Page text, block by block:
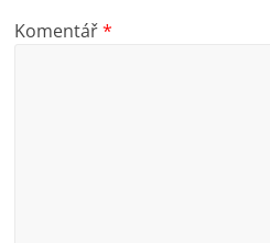
Komentář*